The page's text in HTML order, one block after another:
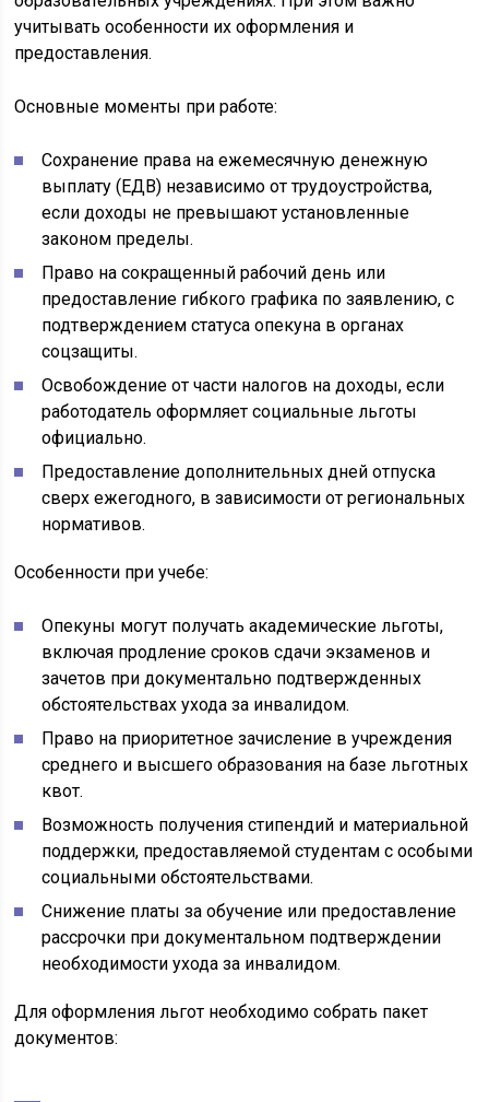
учитывать особенности их оформления и
предоставления.
Основные моменты при работе:
Сохранение права на ежемесячную денежную
выплату (ЕДВ) независимо от трудоустройства,
если доходы не превышают установленные
законом пределы.
Право на сокращенный рабочий день или
предоставление гибкого графика по заявлению, с
подтверждением статуса опекуна в органах
соцзащиты.
Освобождение от части налогов на доходы, если
работодатель оформляет социальные льготы
официально.
Предоставление дополнительных дней отпуска
сверх ежегодного, в зависимости от региональных
нормативов.
Особенности при учебе:
Опекуны могут получать академические льготы,
включая продление сроков сдачи экзаменов и
зачетов при документально подтвержденных
обстоятельствах ухода за инвалидом.
Право на приоритетное зачисление в учреждения
среднего и высшего образования на базе льготных
квот.
Возможность получения стипендий и материальной
поддержки, предоставляемой студентам с особыми
социальными обстоятельствами.
Снижение платы за обучение или предоставление
рассрочки при документальном подтверждении
необходимости ухода за инвалидом.
Для оформления льгот необходимо собрать пакет
документов: